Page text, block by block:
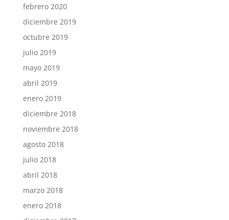
febrero 2020
diciembre 2019
octubre 2019
julio 2019
mayo 2019
abril 2019
enero 2019
diciembre 2018
noviembre 2018
agosto 2018
julio 2018
abril 2018
marzo 2018
enero 2018